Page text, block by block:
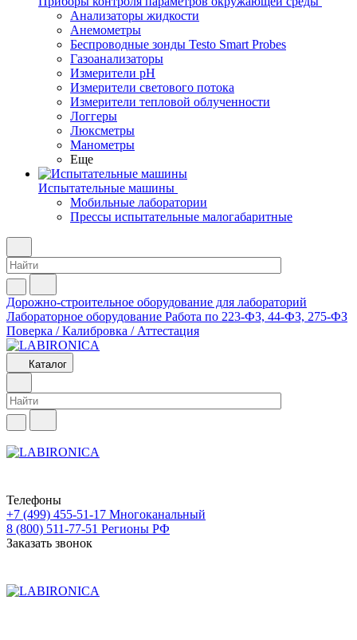
Анализаторы жидкости
Анемометры
Беспроводные зонды Testo Smart Probes
Газоанализаторы
Измерители pH
Измерители светового потока
Измерители тепловой облученности
Логгеры
Люксметры
Манометры
Еще
Испытательные машины
Мобильные лаборатории
Прессы испытательные малогабаритные
Дорожно-строительное оборудование для лабораторий
Лабораторное оборудование Работа по 223-ФЗ, 44-ФЗ, 275-ФЗ
Поверка / Калибровка / Аттестация
Каталог
Телефоны
+7 (499) 455-51-17 Многоканальный
8 (800) 511-77-51 Регионы РФ
Заказать звонок